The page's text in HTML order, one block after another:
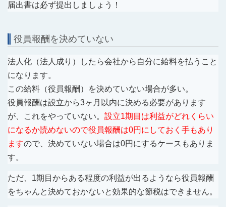
届出書は必ず提出しましょう！
役員報酬を決めていない
法人化（法人成り）したら会社から自分に給料を払うこと
になります。
この給料（役員報酬）を決めていない場合が多い。
役員報酬は設立から3ヶ月以内に決める必要があります
が、これをやっていない。 設立1期目は利益がどれくらい
になるか読めないので役員報酬は0円にしておく手もあり
ますので、決めていない場合は0円にするケースもありま
す。
ただ、1期目からある程度の利益が出るようなら役員報酬
をちゃんと決めておかないと効果的な節税はできません。